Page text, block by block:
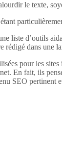
le texte,
liste d’outils
rédigé dans une
pour les
En fait, ils
SEO pertinent